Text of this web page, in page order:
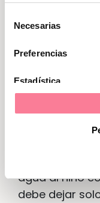
Necesarias
Preferencias
Estadística
podemos
–
en coche con
paradas
con
vehículo. El
manera
agua al niño
debe dejar